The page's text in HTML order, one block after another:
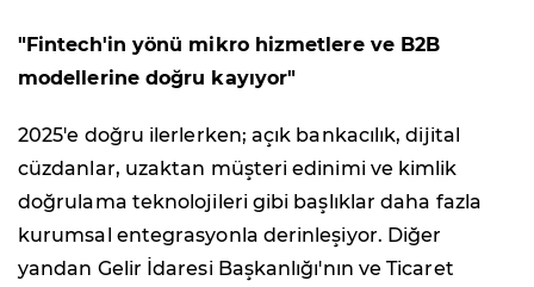
"Fintech'in yönü mikro hizmetlere ve B2B
modellerine doğru kayıyor"
2025'e doğru ilerlerken; açık bankacılık, dijital
cüzdanlar, uzaktan müşteri edinimi ve kimlik
doğrulama teknolojileri gibi başlıklar daha fazla
kurumsal entegrasyonla derinleşiyor. Diğer
yandan Gelir İdaresi Başkanlığı'nın ve Ticaret